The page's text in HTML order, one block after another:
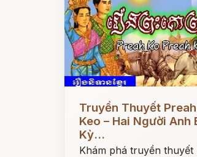
Đọc ngay
Truyền Thuyết
Keo – Hai Người Anh
Kỳ...
Khám phá truyền thuyết